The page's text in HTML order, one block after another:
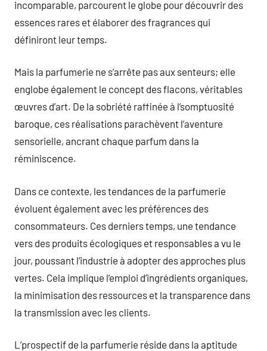
incomparable, parcourent le globe pour découvrir des
essences rares et élaborer des fragrances qui
définiront leur temps.
Mais la parfumerie ne s’arrête pas aux senteurs; elle
englobe également le concept des flacons, véritables
œuvres d’art. De la sobriété raffinée à l’somptuosité
baroque, ces réalisations parachèvent l’aventure
sensorielle, ancrant chaque parfum dans la
réminiscence.
Dans ce contexte, les tendances de la parfumerie
évoluent également avec les préférences des
consommateurs. Ces derniers temps, une tendance
vers des produits écologiques et responsables a vu le
jour, poussant l’industrie à adopter des approches plus
vertes. Cela implique l’emploi d’ingrédients organiques,
la minimisation des ressources et la transparence dans
la transmission avec les clients.
L’prospectif de la parfumerie réside dans la aptitude